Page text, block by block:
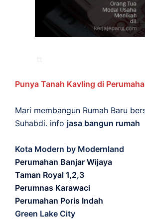
Punya Tanah Kavling di
Mari membangun Rumah Baru
Suhabdi. info jasa bangun rumah
Kota Modern by Modernland
Perumahan Banjar Wijaya
Taman Royal 1,2,3
Perumnas Karawaci
Perumahan Poris Indah
Green Lake City